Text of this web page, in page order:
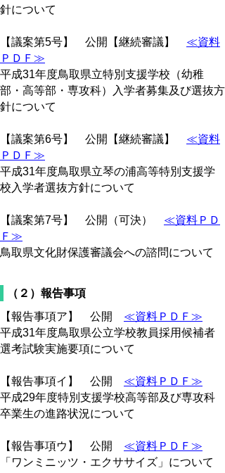
針について
【議案第5号】 公開【継続審議】 ≪資料
ＰＤＦ≫
平成31年度鳥取県立特別支援学校（幼稚
部・高等部・専攻科）入学者募集及び選抜方
針について
【議案第6号】 公開【継続審議】 ≪資料
ＰＤＦ≫
平成31年度鳥取県立琴の浦高等特別支援学
校入学者選抜方針について
【議案第7号】 公開（可決） ≪資料ＰＤ
Ｆ≫
鳥取県文化財保護審議会への諮問について
（２）報告事項
【報告事項ア】 公開 ≪資料ＰＤＦ≫
平成31年度鳥取県公立学校教員採用候補者
選考試験実施要項について
【報告事項イ】 公開 ≪資料ＰＤＦ≫
平成29年度特別支援学校高等部及び専攻科
卒業生の進路状況について
【報告事項ウ】 公開 ≪資料ＰＤＦ≫
「ワンミニッツ・エクササイズ」について